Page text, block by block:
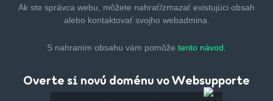
Ak ste správca webu, môžete nahrať/zmazaťexistujúci obsah
alebo kontaktovať svojho webadmina.
S nahraním obsahu vám pomôže tento návod.
Overte si novú doménu vo Websupporte